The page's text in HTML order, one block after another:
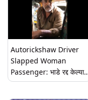
Autorickshaw Driver
Slapped Woman
Passenger: भाडे रद्द केल्याने
ऑटोचालकाने महिला प्रवाशाच्या